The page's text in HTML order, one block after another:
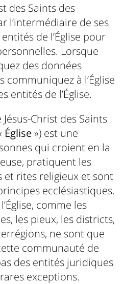
des Saints des
l’intermédiaire de ses
de l’Église pour
Lorsque
des données
communiquez à l’Église
entités de l’Église.
Jésus-Christ des Saints
Église ») est une
qui croient en la
pratiquent les
et rites religieux et sont
ecclésiastiques.
comme les
les pieux, les districts,
ne sont que
communauté de
des entités juridiques
exceptions.